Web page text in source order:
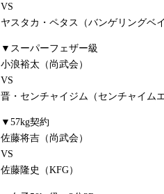
VS
ヤスタカ・ペタス（バンゲリングベ
▼スーパーフェザー級
小浪裕太（尚武会）
VS
晋・センチャイジム（センチャイム
▼57kg契約
佐藤将吉（尚武会）
VS
佐藤隆史（KFG）